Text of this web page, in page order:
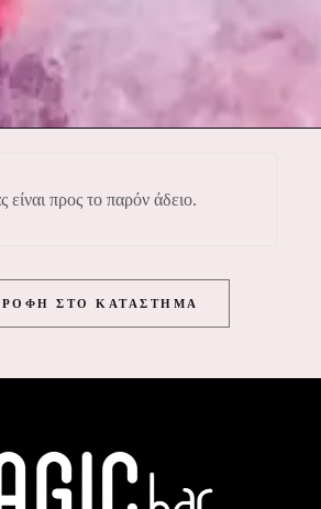
είναι προς το παρόν άδειο.
ΣΤΟ ΚΑΤΆΣΤΗΜΑ